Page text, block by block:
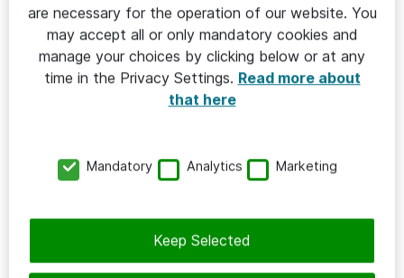
CLOUD & IT-INFRASTRUKTUR
2025-07-03
Ateas CIO: Cloud First-strategin med
are necessary for the operation of our website. You
may accept all or only mandatory cookies and
manage your choices by clicking below or at any
time in the Privacy Settings. Read more about
that here
Mandatory Analytics Marketing
Keep Selected